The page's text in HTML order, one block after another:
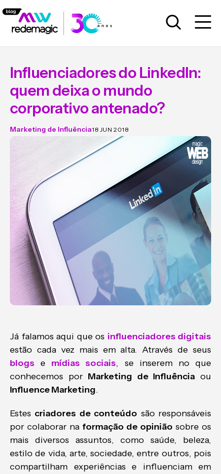
Influenciadores do LinkedIn:
quem deixa o mundo
corporativo antenado?
Marketing de Influência18 JUN 2018
Já falamos aqui que os influenciadores digitais
estão cada vez mais em alta. Através de seus
blogs e mídias sociais, se inserem no que
conhecemos por Marketing de Influência ou
Influence Marketing.
Estes criadores de conteúdo são responsáveis
por colaborar na formação de opinião sobre os
mais diversos assuntos, como saúde, beleza,
estilo de vida, arte, sociedade, entre outros, pois
compartilham experiências e influenciam em